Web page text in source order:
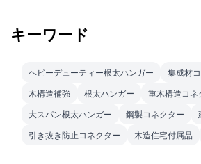
キーワード
ヘビーデューティー根太ハンガー
集成材
木構造補強
根太ハンガー
重木構造コネ
大スパン根太ハンガー
鋼製コネクター
引き抜き防止コネクター
木造住宅付属品